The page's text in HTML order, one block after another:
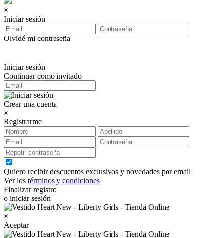
×
Iniciar sesión
Olvidé mi contraseña
Iniciar sesión
Continuar como invitado
Crear una cuenta
×
Registrarme
Quiero recibir descuentos exclusivos y novedades por email
Ver los términos y condiciones
Finalizar registro
o iniciar sesión
×
Aceptar